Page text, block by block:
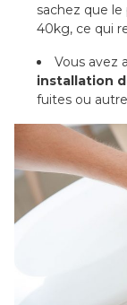
sachez que le
40kg, ce qui
Vous avez
installation
fuites ou